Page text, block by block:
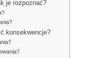
je rozpoznać?
konsekwencje?